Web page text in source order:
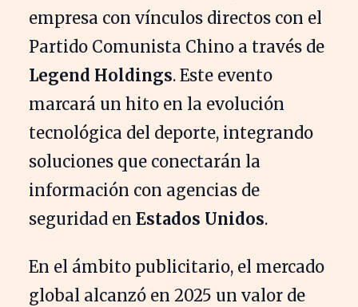
empresa con vínculos directos con el
Partido Comunista Chino a través de
Legend Holdings. Este evento
marcará un hito en la evolución
tecnológica del deporte, integrando
soluciones que conectarán la
información con agencias de
seguridad en Estados Unidos.
En el ámbito publicitario, el mercado
global alcanzó en 2025 un valor de